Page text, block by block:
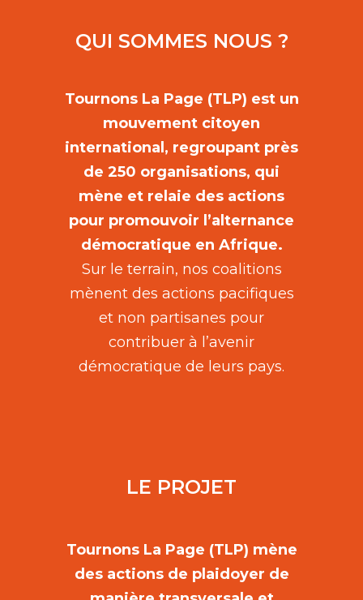
QUI SOMMES NOUS ?
Tournons La Page (TLP) est un
mouvement citoyen
international, regroupant près
de 250 organisations, qui
mène et relaie des actions
pour promouvoir l’alternance
démocratique en Afrique.
Sur le terrain, nos coalitions
mènent des actions pacifiques
et non partisanes pour
contribuer à l’avenir
démocratique de leurs pays.
LE PROJET
Tournons La Page (TLP) mène
des actions de plaidoyer de